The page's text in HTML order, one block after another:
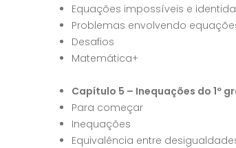
Equações impossíveis e
Problemas envolvendo
Desafios
Matemática+
Capítulo 5 – Inequações do 1º
Para começar
Inequações
Equivalência entre